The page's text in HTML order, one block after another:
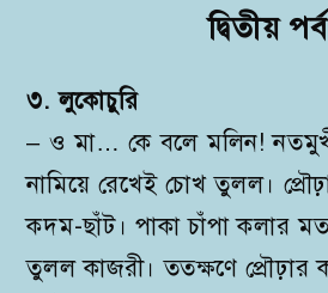
দ্বিতীয়পর্ব
৩. লুকোচুরি
– ও মা… কে বলে মলিন!
নামিয়ে রেখেই চোখ তুলল।
কদম-ছাঁট। পাকা চাঁপা কলার
তুলল কাজরী। ততক্ষণে প্রৌঢ়ার